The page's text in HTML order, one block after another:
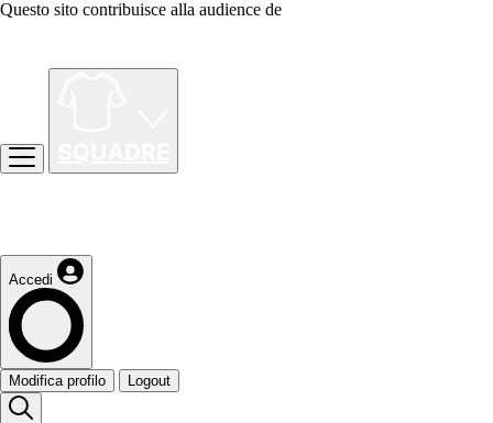
Questo sito contribuisce alla audience de
Accedi
Modifica profilo Logout